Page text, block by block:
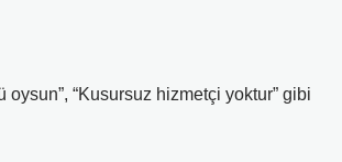
oysun”, “Kusursuz hizmetçi yoktur” gibi